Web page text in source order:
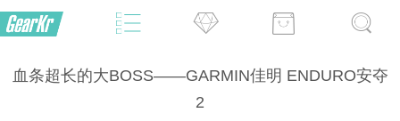
血条超长的大BOSS——GARMIN佳明 ENDURO安夺
2